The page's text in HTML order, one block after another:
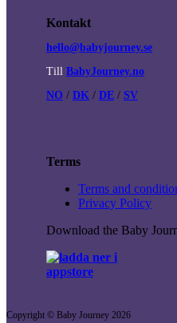
Kontakt
hello@babyjourney.se
Till BabyJourney.no
NO / DK / DE / SV
Terms
Terms and
Privacy Policy
Download the Baby
Copyright © Baby Journey 2026